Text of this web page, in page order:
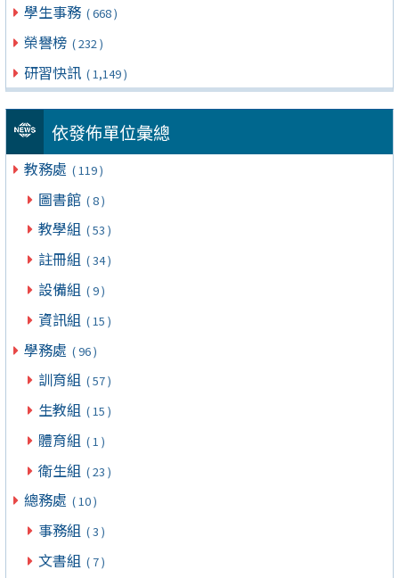
學生事務 ( 668 )
榮譽榜 ( 232 )
研習快訊 ( 1,149 )
依發佈單位彙總
教務處 ( 119 )
圖書館 ( 8 )
教學組 ( 53 )
註冊組 ( 34 )
設備組 ( 9 )
資訊組 ( 15 )
學務處 ( 96 )
訓育組 ( 57 )
生教組 ( 15 )
體育組 ( 1 )
衛生組 ( 23 )
總務處 ( 10 )
事務組 ( 3 )
文書組 ( 7 )